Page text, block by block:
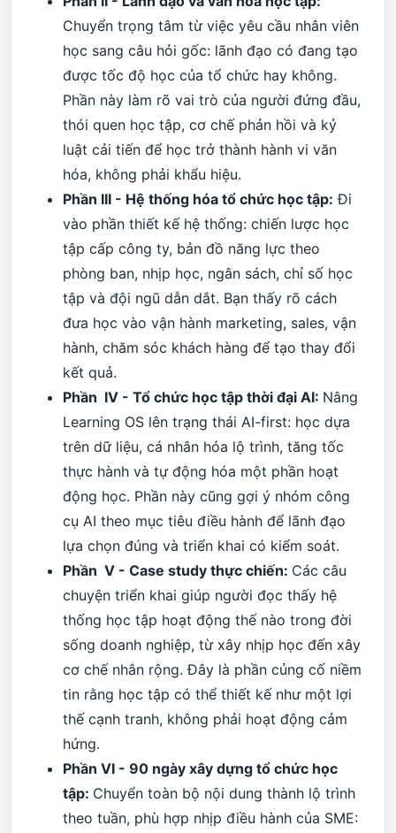
Chuyển trọng tâm từ việc yêu cầu nhân viên
học sang câu hỏi gốc: lãnh đạo có đang tạo
được tốc độ học của tổ chức hay không.
Phần này làm rõ vai trò của người đứng đầu,
thói quen học tập, cơ chế phản hồi và kỷ
luật cải tiến để học trở thành hành vi văn
hóa, không phải khẩu hiệu.
Phần III - Hệ thống hóa tổ chức học tập: Đi
vào phần thiết kế hệ thống: chiến lược học
tập cấp công ty, bản đồ năng lực theo
phòng ban, nhịp học, ngân sách, chỉ số học
tập và đội ngũ dẫn dắt. Bạn thấy rõ cách
đưa học vào vận hành marketing, sales, vận
hành, chăm sóc khách hàng để tạo thay đổi
kết quả.
Phần IV - Tổ chức học tập thời đại AI: Nâng
Learning OS lên trạng thái AI-first: học dựa
trên dữ liệu, cá nhân hóa lộ trình, tăng tốc
thực hành và tự động hóa một phần hoạt
động học. Phần này cũng gợi ý nhóm công
cụ AI theo mục tiêu điều hành để lãnh đạo
lựa chọn đúng và triển khai có kiểm soát.
Phần V - Case study thực chiến: Các câu
chuyện triển khai giúp người đọc thấy hệ
thống học tập hoạt động thế nào trong đời
sống doanh nghiệp, từ xây nhịp học đến xây
cơ chế nhân rộng. Đây là phần củng cố niềm
tin rằng học tập có thể thiết kế như một lợi
thế cạnh tranh, không phải hoạt động cảm
hứng.
Phần VI - 90 ngày xây dựng tổ chức học
tập: Chuyển toàn bộ nội dung thành lộ trình
theo tuần, phù hợp nhịp điều hành của SME: